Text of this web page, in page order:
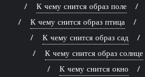
К чему снится образ поле
К чему снится образ птица
К чему снится образ сад
К чему снится образ солнце
К чему снится окно